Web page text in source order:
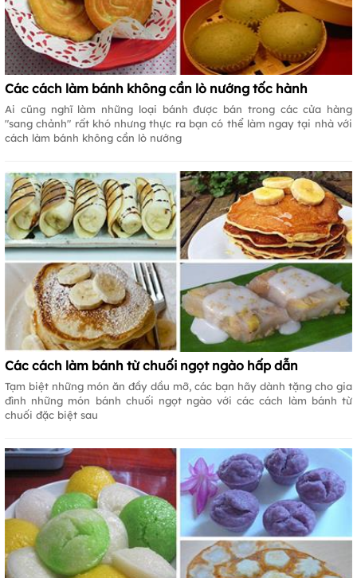
Các cách làm bánh không cần lò nướng tốc hành
Ai cũng nghĩ làm những loại bánh được bán trong các cửa hàng
"sang chảnh" rất khó nhưng thực ra bạn có thể làm ngay tại nhà với
cách làm bánh không cần lò nướng
Các cách làm bánh từ chuối ngọt ngào hấp dẫn
Tạm biệt những món ăn đầy dầu mỡ, các bạn hãy dành tặng cho gia
đình những món bánh chuối ngọt ngào với các cách làm bánh từ
chuối đặc biệt sau